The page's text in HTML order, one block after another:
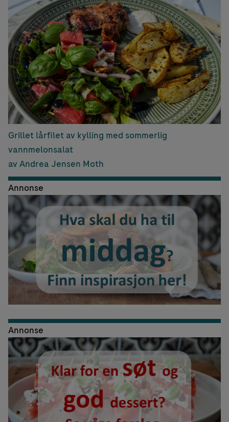
Grillet lårfilet av kylling med sommerlig
vannmelonsalat
av Andrea Jensen Moth
Annonse
Annonse